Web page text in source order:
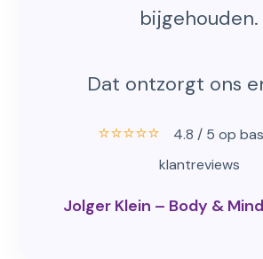
bijgehouden.
Dat ontzorgt ons
⭐⭐⭐⭐⭐
4.8 / 5 op
klantreviews
Jolger Klein – Body &